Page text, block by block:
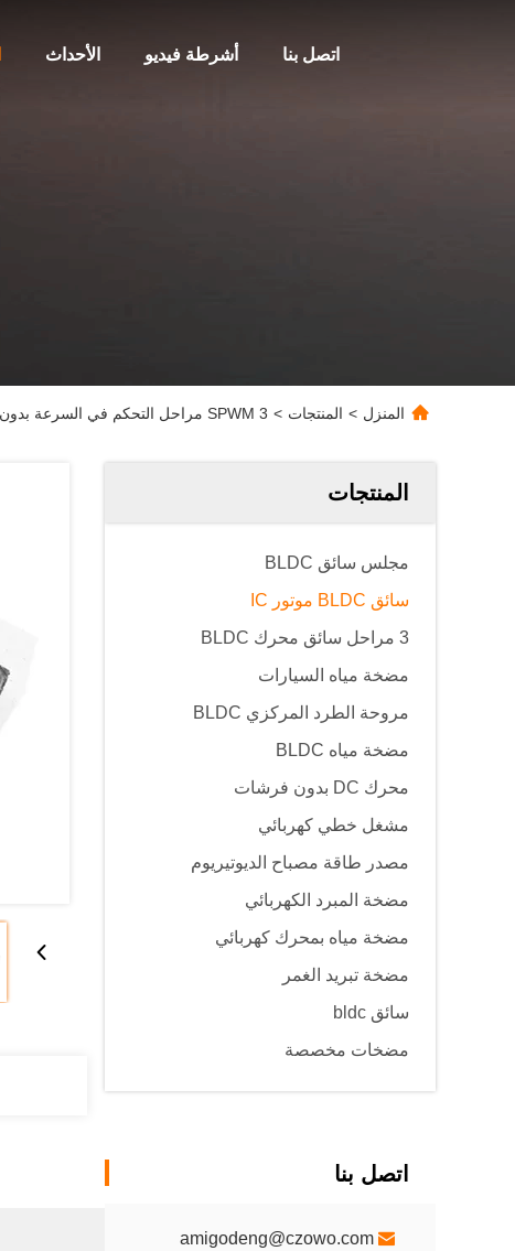
الأحداث أشرطة فيديو اتصل بنا
المنزل > المنتجات > SPWM 3 مراحل التحكم في السرعة بدون فرشات سائق محرك IC
المنتجات
مجلس سائق BLDC
سائق BLDC موتور IC
3 مراحل سائق محرك BLDC
مضخة مياه السيارات
مروحة الطرد المركزي BLDC
مضخة مياه BLDC
محرك DC بدون فرشات
مشغل خطي كهربائي
مصدر طاقة مصباح الديوتيريوم
مضخة المبرد الكهربائي
مضخة مياه بمحرك كهربائي
مضخة تبريد الغمر
سائق bldc
مضخات مخصصة
اتصل بنا
amigodeng@czowo.com